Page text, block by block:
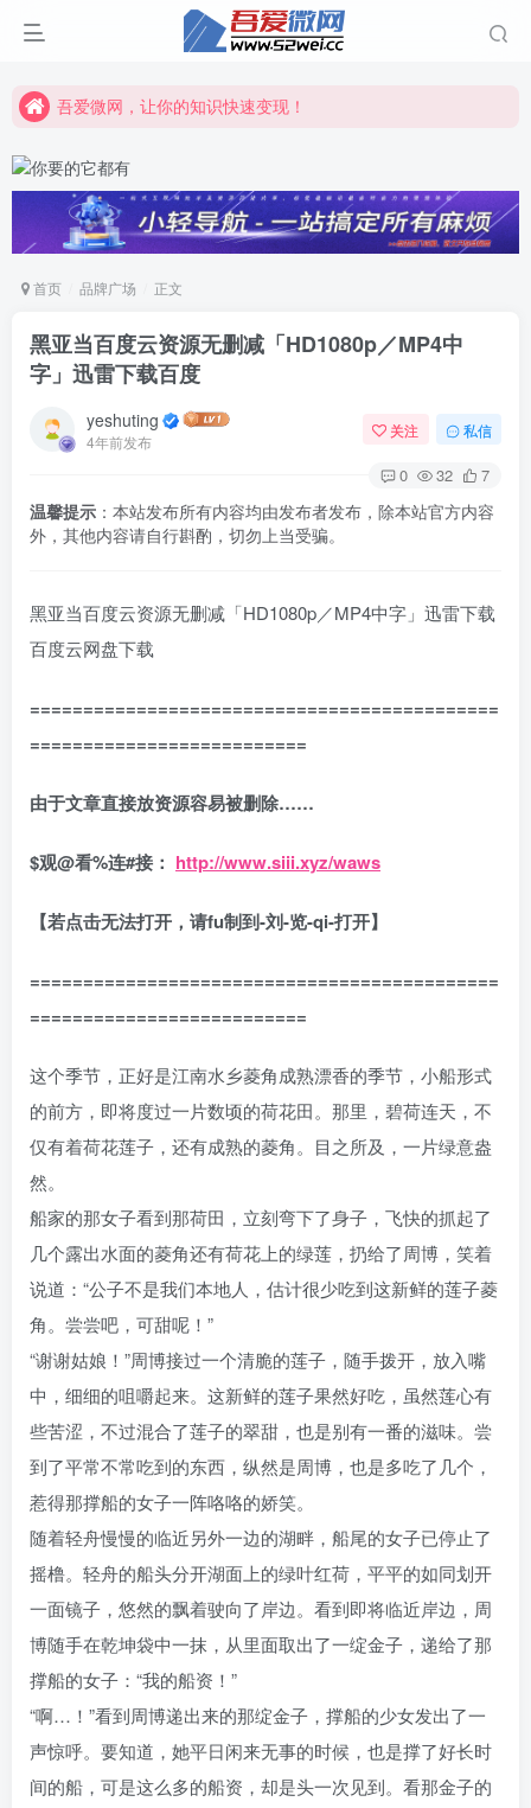
吾爱微网，让你的知识快速变现！
吾爱微网，让你的知识快速变现！
首页 品牌广场 正文
黑亚当百度云资源无删减「HD1080p／MP4中
字」迅雷下载百度
yeshuting
4年前发布
关注 私信
0 32 7
温馨提示 ：本站发布所有内容均由发布者发布，除本站官方内容
外，其他内容请自行斟酌，切勿上当受骗。
黑亚当百度云资源无删减「HD1080p／MP4中字」迅雷下载
百度云网盘下载
============================================
==========================
由于文章直接放资源容易被删除……
$观@看%连#接： http://www.siii.xyz/waws
【若点击无法打开，请fu制到-刘-览-qi-打开】
============================================
==========================
这个季节，正好是江南水乡菱角成熟漂香的季节，小船形式
的前方，即将度过一片数顷的荷花田。那里，碧荷连天，不
仅有着荷花莲子，还有成熟的菱角。目之所及，一片绿意盎
然。
船家的那女子看到那荷田，立刻弯下了身子，飞快的抓起了
几个露出水面的菱角还有荷花上的绿莲，扔给了周博，笑着
说道：“公子不是我们本地人，估计很少吃到这新鲜的莲子菱
角。尝尝吧，可甜呢！”
“谢谢姑娘！”周博接过一个清脆的莲子，随手拨开，放入嘴
中，细细的咀嚼起来。这新鲜的莲子果然好吃，虽然莲心有
些苦涩，不过混合了莲子的翠甜，也是别有一番的滋味。尝
到了平常不常吃到的东西，纵然是周博，也是多吃了几个，
惹得那撑船的女子一阵咯咯的娇笑。
随着轻舟慢慢的临近另外一边的湖畔，船尾的女子已停止了
摇橹。轻舟的船头分开湖面上的绿叶红荷，平平的如同划开
一面镜子，悠然的飘着驶向了岸边。看到即将临近岸边，周
博随手在乾坤袋中一抹，从里面取出了一绽金子，递给了那
撑船的女子：“我的船资！”
“啊…！”看到周博递出来的那绽金子，撑船的少女发出了一
声惊呼。要知道，她平日闲来无事的时候，也是撑了好长时
间的船，可是这么多的船资，却是头一次见到。看那金子的